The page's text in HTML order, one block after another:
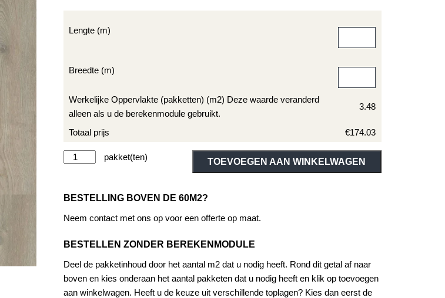
Lengte (m)
Breedte (m)
Werkelijke Oppervlakte (pakketten) (m2) Deze waarde veranderd
alleen als u de berekenmodule gebruikt.
3.48
Totaal prijs €174.03
Therdex
serie
15046
TOEVOEGEN AAN WINKELWAGEN
BESTELLING BOVEN DE 60M2?
Neem contact met ons op voor een offerte op maat.
BESTELLEN ZONDER BEREKENMODULE
Deel de pakketinhoud door het aantal m2 dat u nodig heeft. Rond dit getal af naar
boven en kies onderaan het aantal pakketen dat u nodig heeft en klik op toevoegen
aan winkelwagen. Heeft u de keuze uit verschillende toplagen? Kies dan eerst de